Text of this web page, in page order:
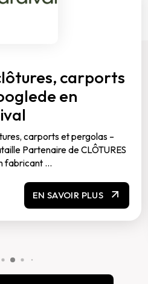
carports
en
carports et pergolas –
Partenaire de CLÔTURES
fabricant ...
EN SAVOIR PLUS